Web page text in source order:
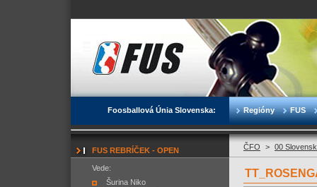
Foosballová Únia Slovenska: Regióny FUS
FUS REBRÍČEK - OPEN
Vede:
Šurina Niko
ČFO > 00